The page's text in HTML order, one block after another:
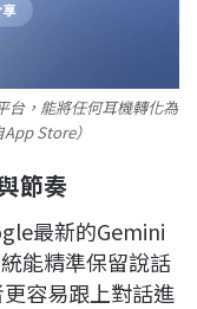
台，能將任何耳機轉化為
Store）
節奏
最新的Gemini
能精準保留說話
容易跟上對話進